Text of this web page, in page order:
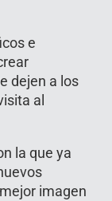
e
dejen a los
al
la que ya
imagen